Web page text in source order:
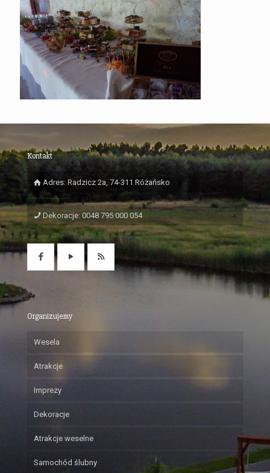
Kontakt
Adres: Radzicz 2a, 74-311 Różańsko
Dekoracje: 0048 795 000 054
Organizujemy
Wesela
Atrakcje
Imprezy
Dekoracje
Atrakcje weselne
Samochód ślubny